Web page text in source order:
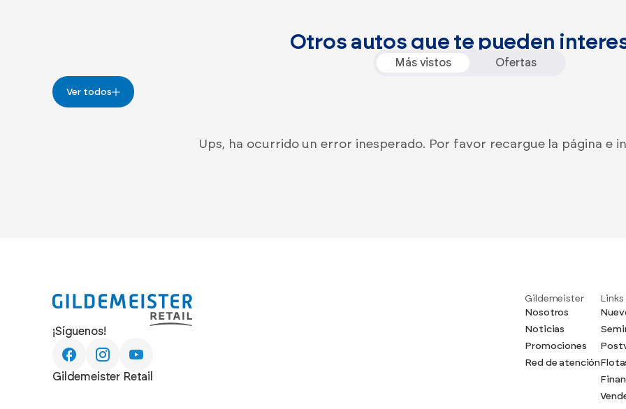
Otros autos que te pueden
Más vistos Ofertas
Ver todos
Ups, ha ocurrido un error inesperado. Por favor recargue la página e
¡Síguenos!
Gildemeister Retail
Gildemeister
Nosotros
Noticias
Promociones
Red de atención